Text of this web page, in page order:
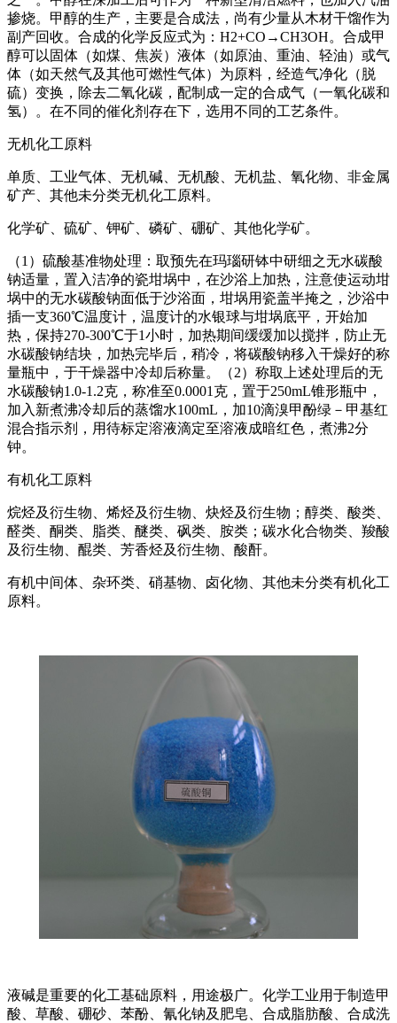
掺烧。甲醇的生产，主要是合成法，尚有少量从木材干馏作为
副产回收。合成的化学反应式为：H2+CO→CH3OH。合成甲
醇可以固体（如煤、焦炭）液体（如原油、重油、轻油）或气
体（如天然气及其他可燃性气体）为原料，经造气净化（脱
硫）变换，除去二氧化碳，配制成一定的合成气（一氧化碳和
氢）。在不同的催化剂存在下，选用不同的工艺条件。
无机化工原料
单质、工业气体、无机碱、无机酸、无机盐、氧化物、非金属
矿产、其他未分类无机化工原料。
化学矿、硫矿、钾矿、磷矿、硼矿、其他化学矿。
（1）硫酸基准物处理：取预先在玛瑙研钵中研细之无水碳酸
钠适量，置入洁净的瓷坩埚中，在沙浴上加热，注意使运动坩
埚中的无水碳酸钠面低于沙浴面，坩埚用瓷盖半掩之，沙浴中
插一支360℃温度计，温度计的水银球与坩埚底平，开始加
热，保持270-300℃于1小时，加热期间缓缓加以搅拌，防止无
水碳酸钠结块，加热完毕后，稍冷，将碳酸钠移入干燥好的称
量瓶中，于干燥器中冷却后称量。（2）称取上述处理后的无
水碳酸钠1.0-1.2克，称准至0.0001克，置于250mL锥形瓶中，
加入新煮沸冷却后的蒸馏水100mL，加10滴溴甲酚绿－甲基红
混合指示剂，用待标定溶液滴定至溶液成暗红色，煮沸2分
钟。
有机化工原料
烷烃及衍生物、烯烃及衍生物、炔烃及衍生物；醇类、酸类、
醛类、酮类、脂类、醚类、砜类、胺类；碳水化合物类、羧酸
及衍生物、醌类、芳香烃及衍生物、酸酐。
有机中间体、杂环类、硝基物、卤化物、其他未分类有机化工
原料。
液碱是重要的化工基础原料，用途极广。化学工业用于制造甲
酸、草酸、硼砂、苯酚、氰化钠及肥皂、合成脂肪酸、合成洗